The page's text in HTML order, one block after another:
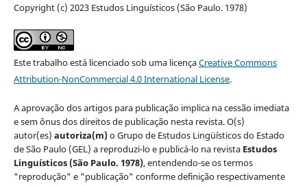
Copyright (c) 2023 Estudos Linguísticos (São Paulo. 1978)
Este trabalho está licenciado sob uma licençaCreative Commons
Attribution-NonCommercial 4.0 International License.
A aprovação dos artigos para publicação implica na cessão imediata
e sem ônus dos direitos de publicação nesta revista. O(s)
autor(es) autoriza(m)o Grupo de Estudos Lingüísticos do Estado
de São Paulo (GEL) a reproduzi-lo e publicá-lo na revista Estudos
Linguísticos(São Paulo. 1978), entendendo-se os termos
"reprodução" e "publicação" conforme definição respectivamente